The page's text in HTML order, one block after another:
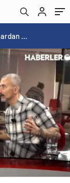
Norweç silahlı kuvvetleri kadınlardan oluşan özel kuvvetler eğitimlerini başlattı.